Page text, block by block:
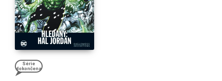
Série
dokončena